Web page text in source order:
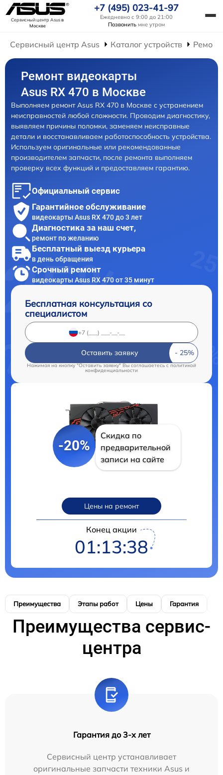
Сервисный центр Asusв
Москве
+7 (495) 023-41-97
Ежедневно с 9:00 до 21:00
Позвонить мне утром
Сервисный центр Asus Каталог устройств
Ремонт видеокарты
Asus RX 470 в Москве
Выполняем ремонт Asus RX 470 в Москве с устранением
неисправностей любой сложности. Проводим диагностику,
выявляем причины поломки, заменяем неисправные
детали и восстанавливаем работоспособность устройства.
Используем оригинальные или рекомендованные
производителем запчасти, после ремонта выполняем
проверку всех функций и предоставляем гарантию.
Официальный сервис
Гарантийное обслуживание
видеокарты Asus RX 470 до 3 лет
Диагностика за наш счет,
ремонт по желанию
Бесплатный выезд курьера
в день обращения
Срочный ремонт
видеокарты Asus RX 470 от 35 минут
Бесплатная консультация со
специалистом
Оставить заявку
Нажимая на кнопку "Оставить заявку" Вы соглашаетесь c политикой
конфиденциальности
-20%
Скидка по
предварительной
записи на сайте
Цены на ремонт
Конец акции
01:13:37
Преимущества Этапы работ Цены Гарантия
Преимущества сервис-
центра
Гарантия до 3-х лет
Сервисный центр устанавливает
оригинальные запчасти техники Asus и